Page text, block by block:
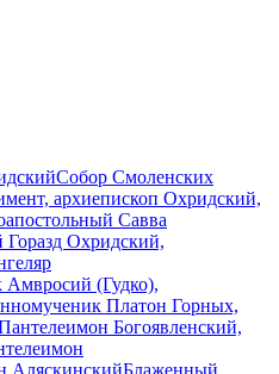
Собор Смоленских
архиепископ Охридский,
Савва
Горазд Охридский,
(Гудко),
Платон Горных,
Богоявленский,
АляскинскийБлаженный